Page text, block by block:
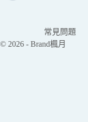
常見問題
© 2026 - Brand楓月